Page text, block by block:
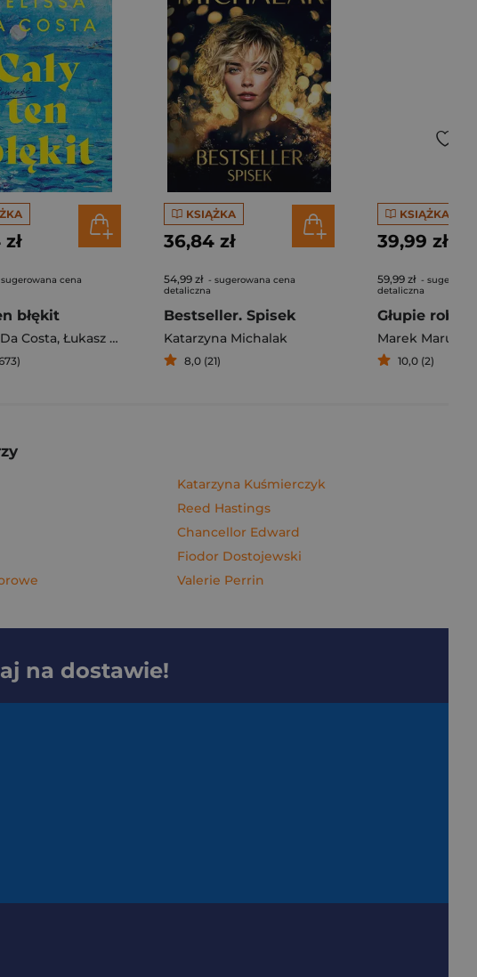
cena
błękit
Costa, Łukasz Müller
KSIĄŻKA
36,84 zł
54,99 zł - sugerowana cena
detaliczna
Bestseller. Spisek
Katarzyna Michalak
8,0 (21)
KSIĄŻKA
39,99 zł
59,99 zł -
detaliczna
Marek
10,0 (2)
Katarzyna Kuśmierczyk
Reed Hastings
Chancellor Edward
Fiodor Dostojewski
Valerie Perrin
na dostawie!